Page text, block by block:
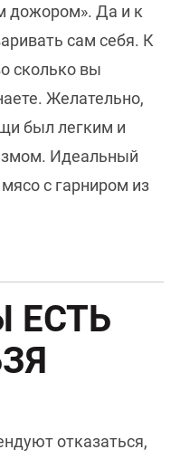
дожором». Да и к
сам себя. К
сколько вы
Желательно,
был легким и
Идеальный
с гарниром из
ЕСТЬ
отказаться,